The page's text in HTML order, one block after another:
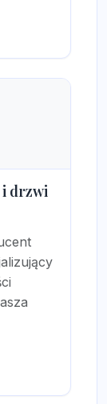
drzwi